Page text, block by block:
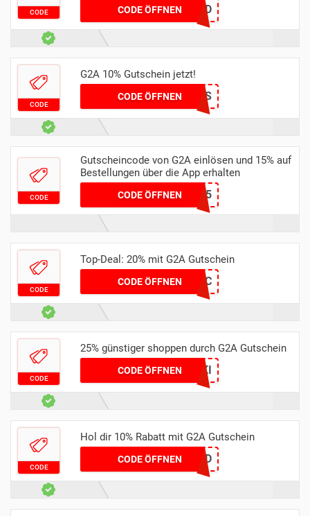
CODE CODE ÖFFNEN
ZSZA-QGFU-89CD
CODE
G2A 10% Gutschein jetzt!
CODE ÖFFNEN AKS
CODE
Gutscheincode von G2A einlösen und 15% auf
Bestellungen über die App erhalten
CODE ÖFFNENAPP15
CODE
Top-Deal: 20% mit G2A Gutschein
CODE ÖFFNENAKSG2ADC
CODE
25% günstiger shoppen durch G2A Gutschein
CODE ÖFFNEN
MEOW25APN1MFDKI
CODE
Hol dir 10% Rabatt mit G2A Gutschein
CODE ÖFFNEN
WHENYOUSPEND